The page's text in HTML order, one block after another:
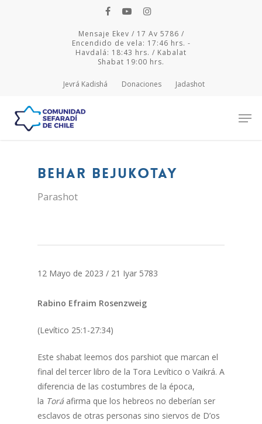
Mensaje Ekev / 17 Av 5786 /
Encendido de vela: 17:46 hrs. -
Havdalá: 18:43 hrs. / Kabalat
Shabat 19:00 hrs.
Jevrá Kadishá Donaciones Jadashot
Hit enter to search or ESC to close
Behar Bejukotay
Parashot
12 Mayo de 2023 / 21 Iyar 5783
Rabino Efraim Rosenzweig
(Levítico 25:1-27:34)
Este shabat leemos dos parshiot que marcan el
final del tercer libro de la Tora Levítico o Vaikrá. A
diferencia de las costumbres de la época,
la Torá afirma que los hebreos no deberían ser
esclavos de otras personas sino siervos de D’os